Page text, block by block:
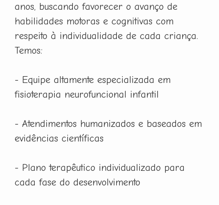
anos, buscando favorecer o avanço de
habilidades motoras e cognitivas com
respeito à individualidade de cada criança.
Temos:
- Equipe altamente especializada em
fisioterapia neurofuncional infantil
- Atendimentos humanizados e baseados em
evidências científicas
- Plano terapêutico individualizado para
cada fase do desenvolvimento